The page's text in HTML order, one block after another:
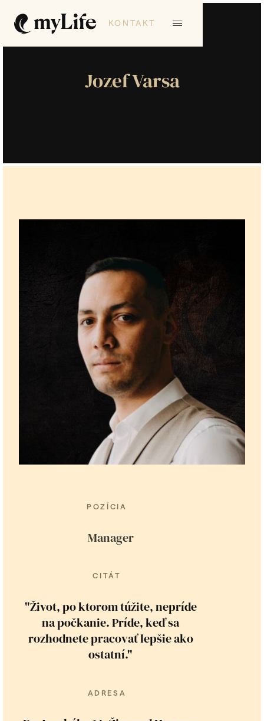
KONTAKT
Jozef Varsa
POZÍCIA
Manager
CITÁT
"Život, po ktorom túžite, nepríde
na počkanie. Príde, keď sa
rozhodnete pracovať lepšie ako
ostatní."
ADRESA